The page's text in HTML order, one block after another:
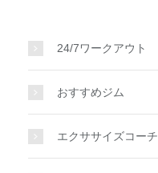
24/7ワークアウト
おすすめジム
エクササイズコーチ